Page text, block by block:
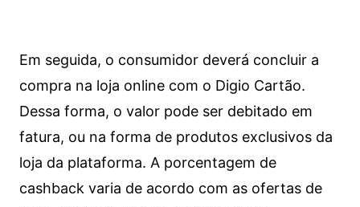
Em seguida, o consumidor deverá concluir a
compra na loja online com o Digio Cartão.
Dessa forma, o valor pode ser debitado em
fatura, ou na forma de produtos exclusivos da
loja da plataforma. A porcentagem de
cashback varia de acordo com as ofertas de